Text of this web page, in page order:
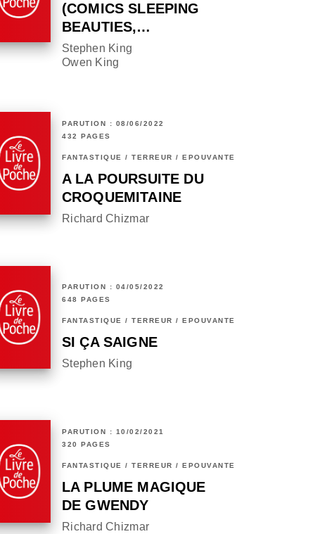
(COMICS SLEEPING
BEAUTIES,…
Stephen King
Owen King
PARUTION : 08/06/2022
432 PAGES
FANTASTIQUE / TERREUR / EPOUVANTE
A LA POURSUITE DU
CROQUEMITAINE
Richard Chizmar
PARUTION : 04/05/2022
648 PAGES
FANTASTIQUE / TERREUR / EPOUVANTE
SI ÇA SAIGNE
Stephen King
PARUTION : 10/02/2021
320 PAGES
FANTASTIQUE / TERREUR / EPOUVANTE
LA PLUME MAGIQUE
DE GWENDY
Richard Chizmar